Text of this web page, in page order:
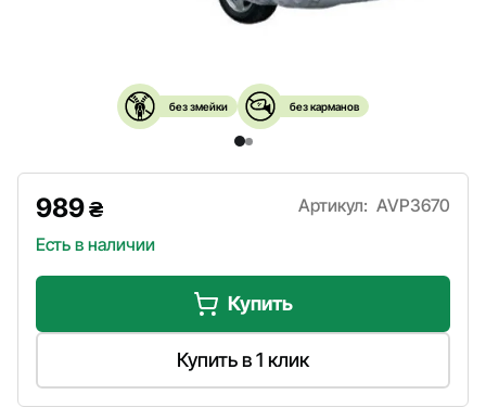
без змейки без карманов
989₴
Есть в наличии
Артикул: AVP3670
Купить
Купить в 1 клик